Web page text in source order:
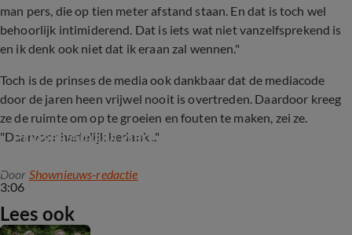
man pers, die op tien meter afstand staan. En dat is toch wel
behoorlijk intimiderend. Dat is iets wat niet vanzelfsprekend is
en ik denk ook niet dat ik eraan zal wennen."
Toch is de prinses de media ook dankbaar dat de mediacode
door de jaren heen vrijwel nooit is overtreden. Daardoor kreeg
ze de ruimte om op te groeien en fouten te maken, zei ze.
"Daarvoor hartelijk bedankt."
3:06
Prinses Amalia viert haar 22ste verjaardag
Door Shownieuws-redactie
Lees ook